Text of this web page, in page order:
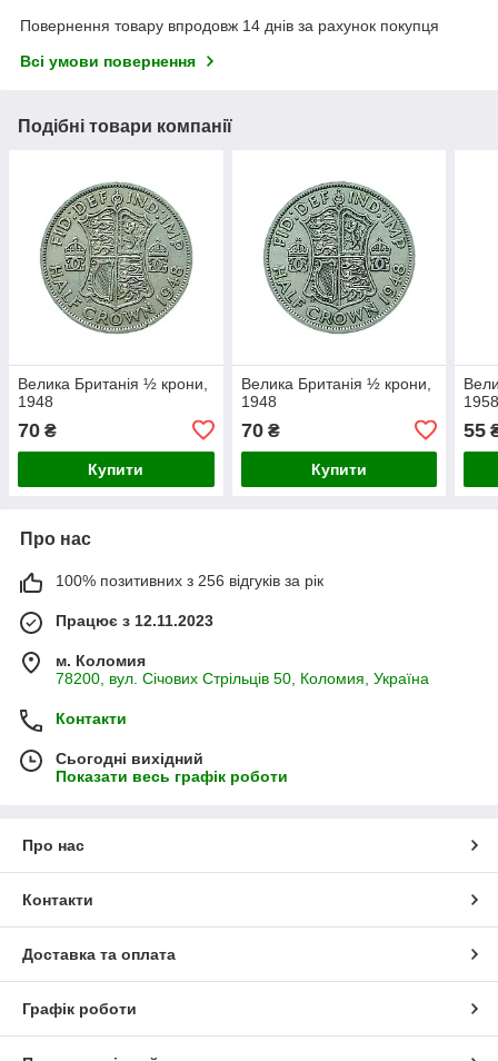
Повернення товару впродовж 14 днів за рахунок покупця
Всі умови повернення
Подібні товари компанії
Велика Британія ½ крони,
1948
70 ₴
Купити
Велика Британія ½ крони,
1948
70₴
Купити
55
Про нас
100% позитивних з 256 відгуків за рік
Працює з 12.11.2023
м. Коломия
78200, вул. Січових Стрільців 50, Коломия, Україна
Контакти
Сьогодні вихідний
Показати весь графік роботи
Про нас
Контакти
Доставка та оплата
Графік роботи